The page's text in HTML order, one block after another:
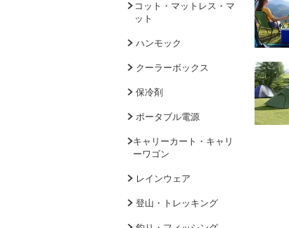
コット・マットレス・マ
ット
ハンモック
クーラーボックス
保冷剤
ポータブル電源
キャリーカート・キャリ
ーワゴン
レインウェア
登山・トレッキング